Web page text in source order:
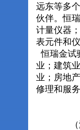
远东等多
伙伴。恒
计量仪器
表元件和
恒瑞金试
业；建筑
业；房地
修理和服